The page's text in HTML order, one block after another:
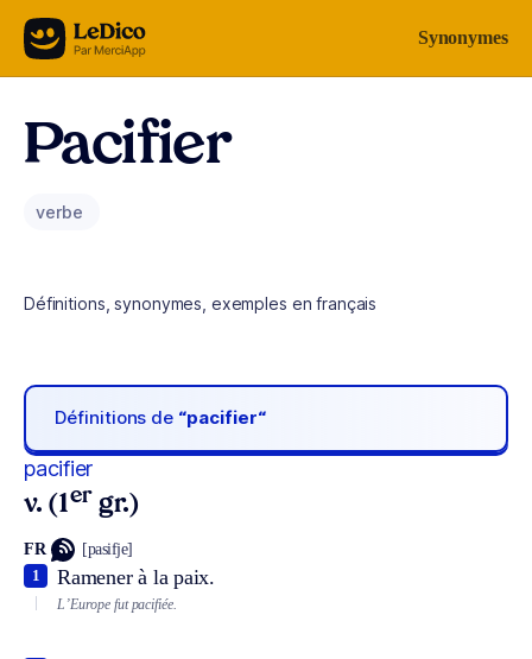
Aller au contenu Synonymes
Pacifier
verbe
Définitions, synonymes, exemples en français
Définitions de “pacifier“
pacifier
v. (1er gr.)
FR [pasifje]
Ramener à la paix.
1
L’Europe fut pacifiée.